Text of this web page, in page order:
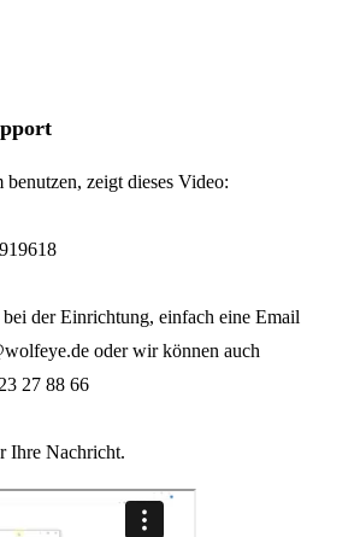
benutzen, zeigt dieses Video:
der Einrichtung, einfach eine Email
oder wir können auch
27 88 66
Ihre Nachricht.